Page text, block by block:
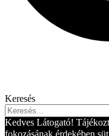
Keresés
Kedves Látogató!
fokozásának érdekében